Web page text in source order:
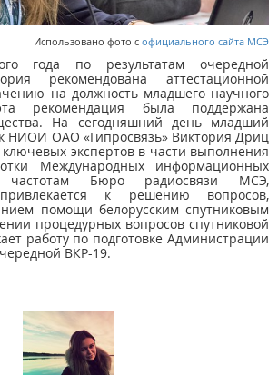
Использовано фото с официального сайта МСЭ
года по результатам очередной
рекомендована аттестационной
на должность младшего научного
рекомендация была поддержана
На сегодняшний день младший
НИОИ ОАО «Гипросвязь» Виктория Дриц
экспертов в части выполнения
Международных информационных
частотам Бюро радиосвязи МСЭ,
привлекается к решению вопросов,
помощи белорусским спутниковым
процедурных вопросов спутниковой
работу по подготовке Администрации
ВКР-19.